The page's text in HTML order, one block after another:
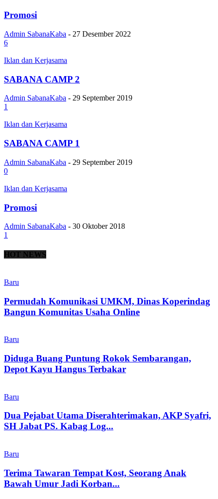
Promosi
Admin SabanaKaba - 27 Desember 2022
6
Iklan dan Kerjasama
SABANA CAMP 2
Admin SabanaKaba - 29 September 2019
1
Iklan dan Kerjasama
SABANA CAMP 1
Admin SabanaKaba - 29 September 2019
0
Iklan dan Kerjasama
Promosi
Admin SabanaKaba - 30 Oktober 2018
1
HOT NEWS
Baru
Permudah Komunikasi UMKM, Dinas Koperindag
Bangun Komunitas Usaha Online
Baru
Diduga Buang Puntung Rokok Sembarangan,
Depot Kayu Hangus Terbakar
Baru
Dua Pejabat Utama Diserahterimakan, AKP Syafri,
SH Jabat PS. Kabag Log...
Baru
Terima Tawaran Tempat Kost, Seorang Anak
Bawah Umur Jadi Korban...